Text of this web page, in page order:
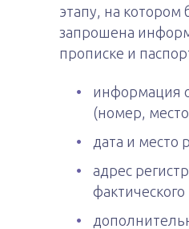
этапу, на котором
запрошена
прописке и
информация
(номер,
дата и место
адрес